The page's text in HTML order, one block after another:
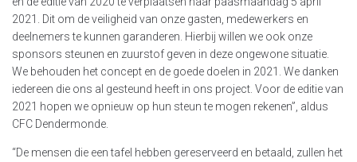
2021. Dit om de veiligheid van onze gasten, medewerkers en
deelnemers te kunnen garanderen. Hierbij willen we ook onze
sponsors steunen en zuurstof geven in deze ongewone situatie.
We behouden het concept en de goede doelen in 2021. We danken
iedereen die ons al gesteund heeft in ons project. Voor de editie van
2021 hopen we opnieuw op hun steun te mogen rekenen”, aldus
CFC Dendermonde.
“De mensen die een tafel hebben gereserveerd en betaald, zullen het